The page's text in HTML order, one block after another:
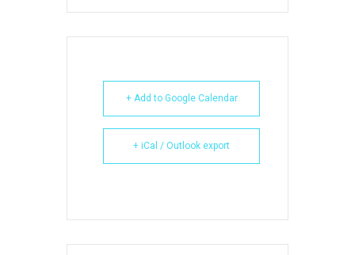
+ Add to Google Calendar
+ iCal / Outlook export